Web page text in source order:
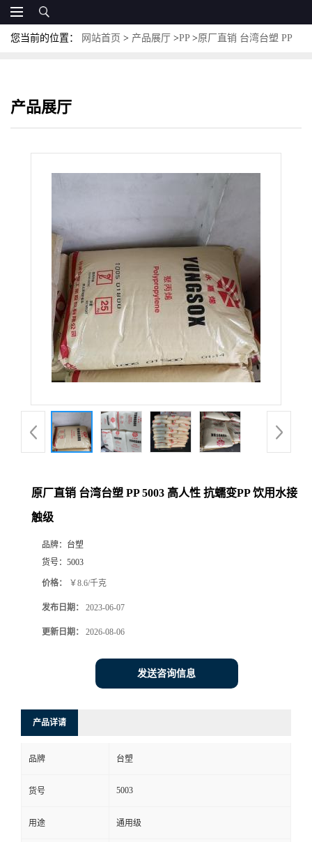
您当前的位置： 网站首页 > 产品展厅 >PP >原厂直销 台湾台塑 PP
产品展厅
原厂直销 台湾台塑 PP 5003 高人性 抗蠕变PP 饮用水接
触级
品牌： 台塑
货号： 5003
价格： ￥8.6/千克
发布日期： 2023-06-07
更新日期： 2026-08-06
发送咨询信息
产品详请
品牌 台塑
货号 5003
用途 通用级